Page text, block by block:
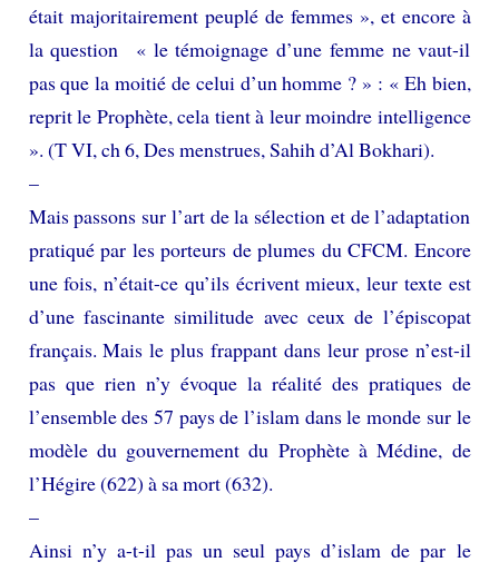
était majoritairement peuplé de femmes », et encore à
la question « le témoignage d’une femme ne vaut-il
pas que la moitié de celui d’un homme ? » : « Eh bien,
reprit le Prophète, cela tient à leur moindre intelligence
». (T VI, ch 6, Des menstrues, Sahih d’Al Bokhari).
–
Mais passons sur l’art de la sélection et de l’adaptation
pratiqué par les porteurs de plumes du CFCM. Encore
une fois, n’était-ce qu’ils écrivent mieux, leur texte est
d’une fascinante similitude avec ceux de l’épiscopat
français. Mais le plus frappant dans leur prose n’est-il
pas que rien n’y évoque la réalité des pratiques de
l’ensemble des 57 pays de l’islam dans le monde sur le
modèle du gouvernement du Prophète à Médine, de
l’Hégire (622) à sa mort (632).
–
Ainsi n’y a-t-il pas un seul pays d’islam de par le